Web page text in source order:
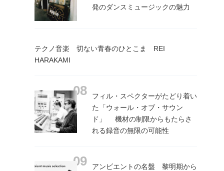
発のダンスミュージックの魅力
テクノ音楽 切ない青春のひとこま REI
HARAKAMI
フィル・スペクターがたどり着い
た「ウォール・オブ・サウン
ド」 機材の制限からもたらさ
れる録音の無限の可能性
アンビエントの名盤 黎明期から